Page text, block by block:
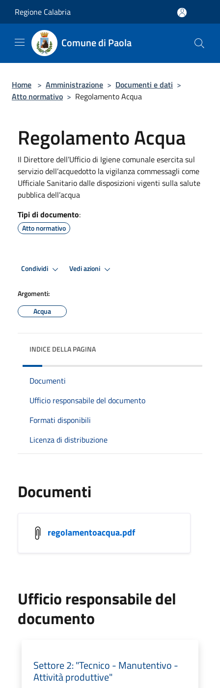
Regione Calabria
Comune di Paola
Home > Amministrazione > Documenti e dati >
Atto normativo > Regolamento Acqua
Regolamento Acqua
Il Direttore dell’Ufficio di Igiene comunale esercita sul
servizio dell’acquedotto la vigilanza commessagli come
Ufficiale Sanitario dalle disposizioni vigenti sulla salute
pubblica dell’acqua
Tipi di documento:
Atto normativo
Condividi Vedi azioni
Argomenti:
Acqua
INDICE DELLA PAGINA
Documenti
Ufficio responsabile del documento
Formati disponibili
Licenza di distribuzione
Documenti
regolamentoacqua.pdf
Ufficio responsabile del
documento
Settore 2: "Tecnico - Manutentivo -
Attività produttive"